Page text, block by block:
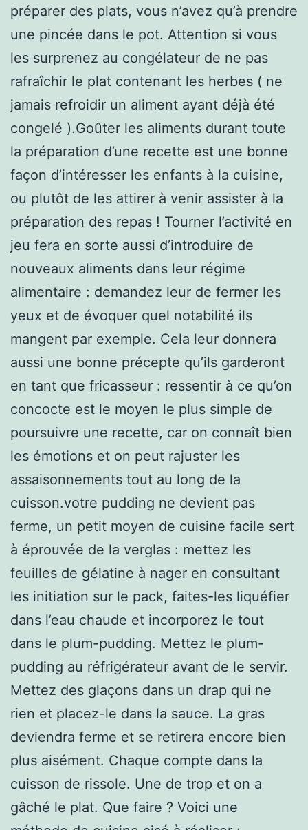
préparer des plats, vous n’avez qu’à prendre
une pincée dans le pot. Attention si vous
les surprenez au congélateur de ne pas
rafraîchir le plat contenant les herbes ( ne
jamais refroidir un aliment ayant déjà été
congelé ).Goûter les aliments durant toute
la préparation d’une recette est une bonne
façon d’intéresser les enfants à la cuisine,
ou plutôt de les attirer à venir assister à la
préparation des repas ! Tourner l’activité en
jeu fera en sorte aussi d’introduire de
nouveaux aliments dans leur régime
alimentaire : demandez leur de fermer les
yeux et de évoquer quel notabilité ils
mangent par exemple. Cela leur donnera
aussi une bonne précepte qu’ils garderont
en tant que fricasseur : ressentir à ce qu’on
concocte est le moyen le plus simple de
poursuivre une recette, car on connaît bien
les émotions et on peut rajuster les
assaisonnements tout au long de la
cuisson.votre pudding ne devient pas
ferme, un petit moyen de cuisine facile sert
à éprouvée de la verglas : mettez les
feuilles de gélatine à nager en consultant
les initiation sur le pack, faites-les liquéfier
dans l’eau chaude et incorporez le tout
dans le plum-pudding. Mettez le plum-
pudding au réfrigérateur avant de le servir.
Mettez des glaçons dans un drap qui ne
rien et placez-le dans la sauce. La gras
deviendra ferme et se retirera encore bien
plus aisément. Chaque compte dans la
cuisson de rissole. Une de trop et on a
gâché le plat. Que faire ? Voici une